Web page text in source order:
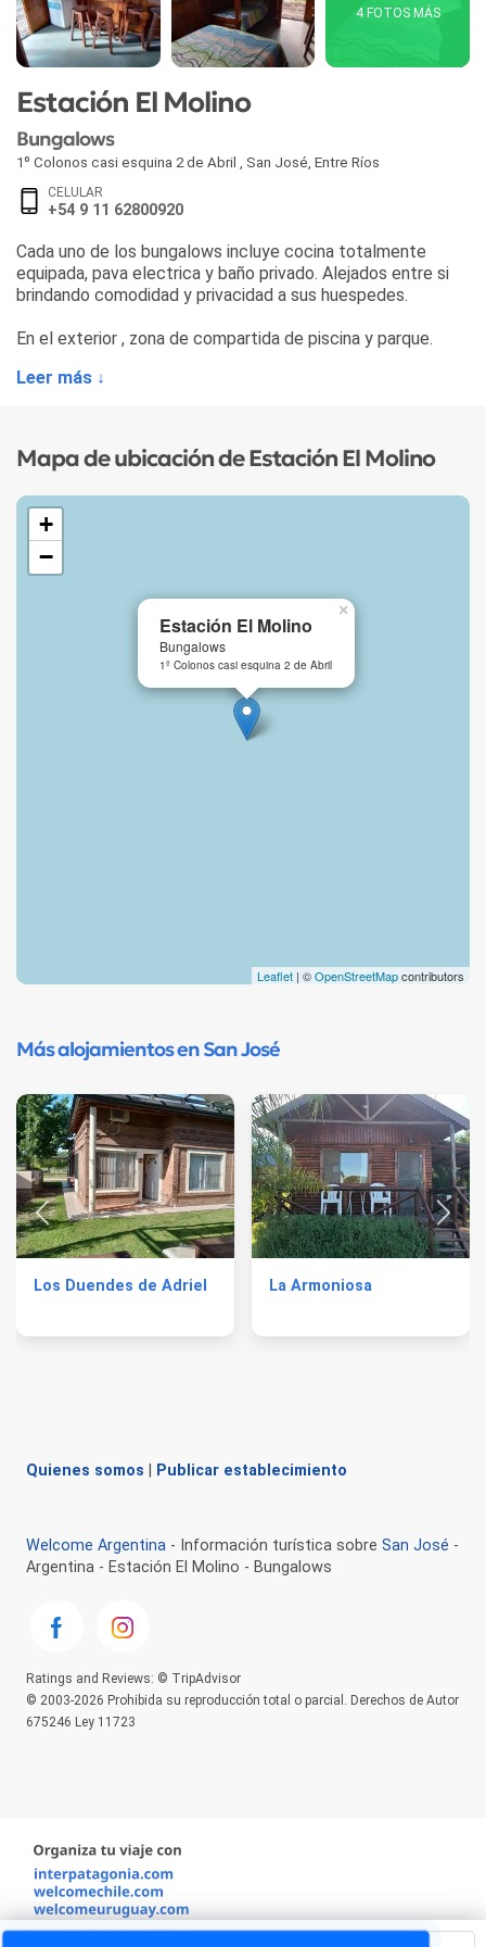
4 FOTOS MÁS
Estación El Molino
Bungalows
1º Colonos casi esquina 2 de Abril San José Entre Ríos
CELULAR
+54 9 11 62800920
Cada uno de los bungalows incluye cocina totalmente
equipada, pava electrica y baño privado. Alejados entre si
brindando comodidad y privacidad a sus huespedes.
En el exterior , zona de compartida de piscina y parque.
Leer más ↓
Mapa de ubicación de Estación El Molino
Estación El Molino
Bungalows
1º Colonos casi esquina 2 de Abril
×
+
−
Leaflet | ©OpenStreetMapcontributors
Más alojamientos en San José
Los Duendes de Adriel La Armoniosa
Quienes somos Publicar establecimiento
Welcome Argentina - Información turística sobre San José -
Argentina - Estación El Molino - Bungalows
Ratings and Reviews: © TripAdvisor
© 2003-2026 Prohibida su reproducción total o parcial. Derechos de Autor
675246 Ley 11723